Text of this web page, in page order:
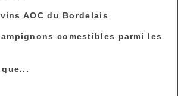
AOC du Bordelais
comestibles parmi les